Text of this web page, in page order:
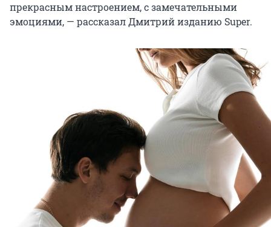
прекрасным настроением, с замечательными
эмоциями, — рассказал Дмитрий изданию Super.